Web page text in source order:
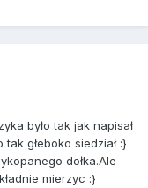
było tak jak napisał
głeboko siedział :}
dołka.Ale
mierzyc :}